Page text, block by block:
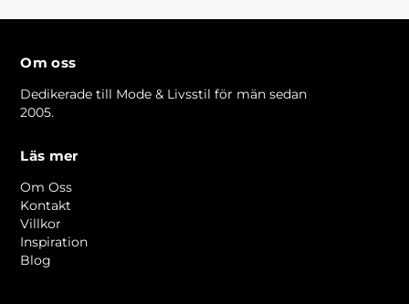
Om oss
Dedikerade till Mode & Livsstil för män sedan
2005.
Läs mer
Om Oss
Kontakt
Villkor
Inspiration
Blog